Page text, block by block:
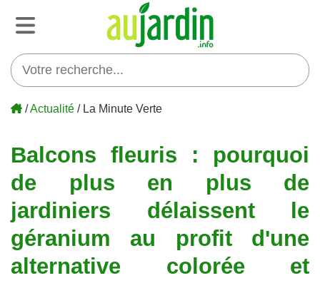
/Actualité / La Minute Verte
Balcons fleuris : pourquoi
de plus en plus de
jardiniers délaissent le
géranium au profit d'une
alternative colorée et